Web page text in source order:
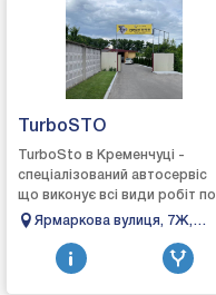
TurboSTO
TurboSto в Кременчуці -
спеціалізований автосервіс
що виконує всі види робіт по
турбінах: зняття, діагностика,
вигото...
Ярмаркова вулиця, 7Ж,
Кременчук, Полтавська
область, 39600